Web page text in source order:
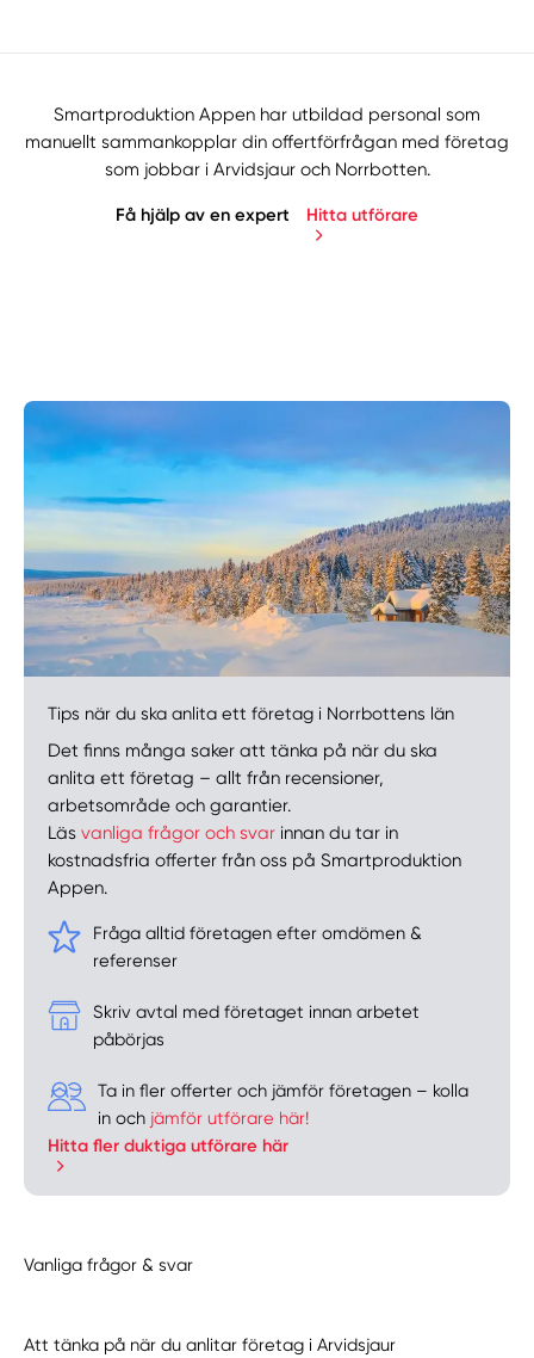
Manuellt Få hjälp
Välj tillvägagångssätt
Smartproduktion Appen har utbildad personal som
manuellt sammankopplar din offertförfrågan med företag
som jobbar i Arvidsjaur och Norrbotten.
Få hjälp av en expert Hitta utförare
Tips när du ska anlita ett företag i Norrbottens län
Det finns många saker att tänka på när du ska
anlita ett företag – allt från recensioner,
arbetsområde och garantier.
Läsvanliga frågor och svar innan du tar in
kostnadsfria offerter från oss på Smartproduktion
Appen.
Fråga alltid företagen efter omdömen &
referenser
Skriv avtal med företaget innan arbetet
påbörjas
Ta in fler offerter och jämför företagen – kolla
in och jämför utförare här!
Hitta fler duktiga utförare här
Vanliga frågor & svar
Att tänka på när du anlitar företag i Arvidsjaur